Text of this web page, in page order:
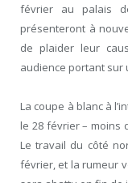
février au palais
présenteront à
de plaider leur
audience portant sur
La coupe à blanc à
le 28 février – moins
Le travail du côté
février, et la rumeur